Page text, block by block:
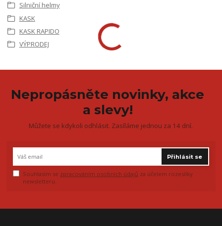
Silniční helmy
KASK
KASK RAPIDO
VÝPRODEJ
Nepropásněte novinky, akce
a slevy!
Můžete se kdykoli odhlásit. Zasíláme jednou za 14 dní.
Přihlásit se
Souhlasím se zpracováním osobních údajů za účelem rozesílky
newsletteru.